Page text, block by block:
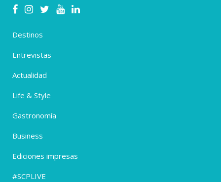
Destinos
Entrevistas
Actualidad
Life & Style
Gastronomía
Business
Ediciones impresas
#SCPLIVE